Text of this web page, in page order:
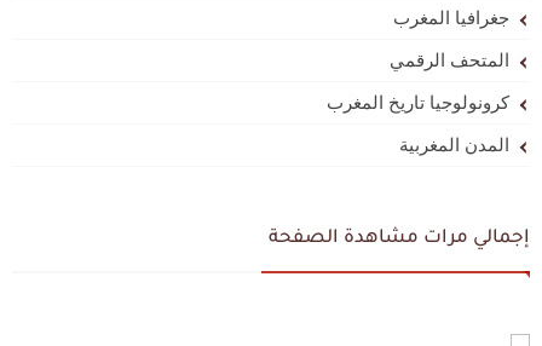
جغرافيا المغرب
المتحف الرقمي
كرونولوجيا تاريخ المغرب
المدن المغربية
إجمالي مرات مشاهدة الصفحة